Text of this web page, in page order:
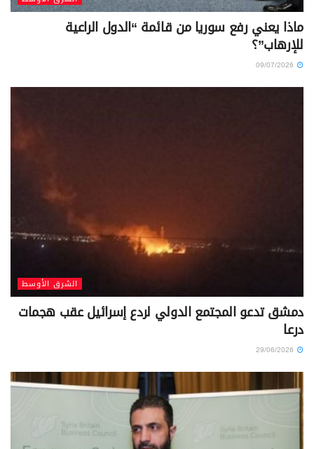
ماذا يعني رفع سوريا من قائمة “الدول الراعية
للإرهاب”؟
الشرق الأوسط
دمشق تدعو المجتمع الدولي لردع إسرائيل عقب هجمات
درعا